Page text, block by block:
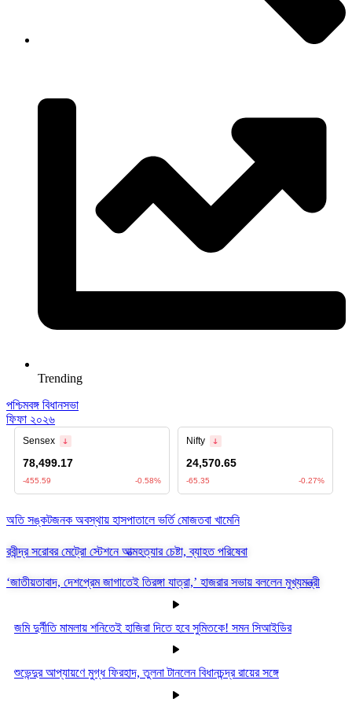
Trending
পশ্চিমবঙ্গ বিধানসভা
ফিফা ২০২৬
অতি সঙ্কটজনক অবস্থায় হাসপাতালে ভর্তি মোজতবা খামেনি
রবীন্দ্র সরোবর মেট্রো স্টেশনে আত্মহত্যার চেষ্টা, ব্যাহত পরিষেবা
‘জাতীয়তাবাদ, দেশপ্রেম জাগাতেই তিরঙ্গা যাত্রা,’ হাজরার সভায় বললেন মুখ্যমন্ত্রী
জমি দুর্নীতি মামলায় শনিতেই হাজিরা দিতে হবে সুমিতকে! সমন সিআইডির
শুভেন্দুর আপ্যায়ণে মুগ্ধ ফিরহাদ, তুলনা টানলেন বিধানচন্দ্র রায়ের সঙ্গে